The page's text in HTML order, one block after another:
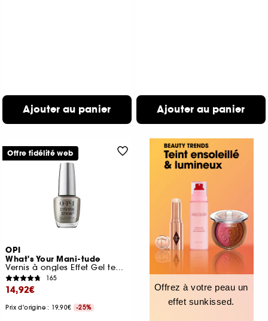
Ajouter au panier Ajouter au panier
OPI
What's Your Mani-tude
Vernis à ongles Effet Gel tenue jusqu'à 11 jours
165
14,92€
Prix d'origine : 19,90€ -25%
Offre fidélité web
Offrez à votre peau un
effet sunkissed.